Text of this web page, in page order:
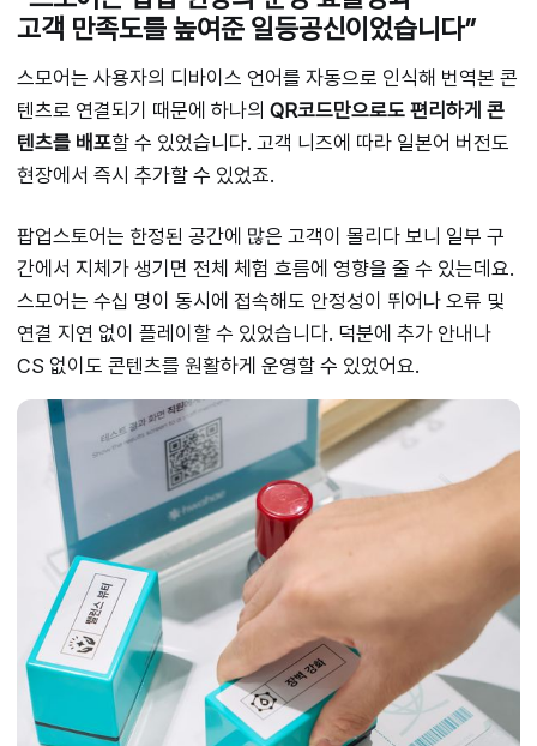
고객 만족도를 높여준 일등공신이었습니다”
스모어는 사용자의 디바이스 언어를 자동으로 인식해 번역본 콘
텐츠로 연결되기 때문에 하나의 QR코드만으로도 편리하게 콘
텐츠를 배포할 수 있었습니다. 고객 니즈에 따라 일본어 버전도
현장에서 즉시 추가할 수 있었죠.
팝업스토어는 한정된 공간에 많은 고객이 몰리다 보니 일부 구
간에서 지체가 생기면 전체 체험 흐름에 영향을 줄 수 있는데요.
스모어는 수십 명이 동시에 접속해도 안정성이 뛰어나 오류 및
연결 지연 없이 플레이할 수 있었습니다. 덕분에 추가 안내나
CS 없이도 콘텐츠를 원활하게 운영할 수 있었어요.